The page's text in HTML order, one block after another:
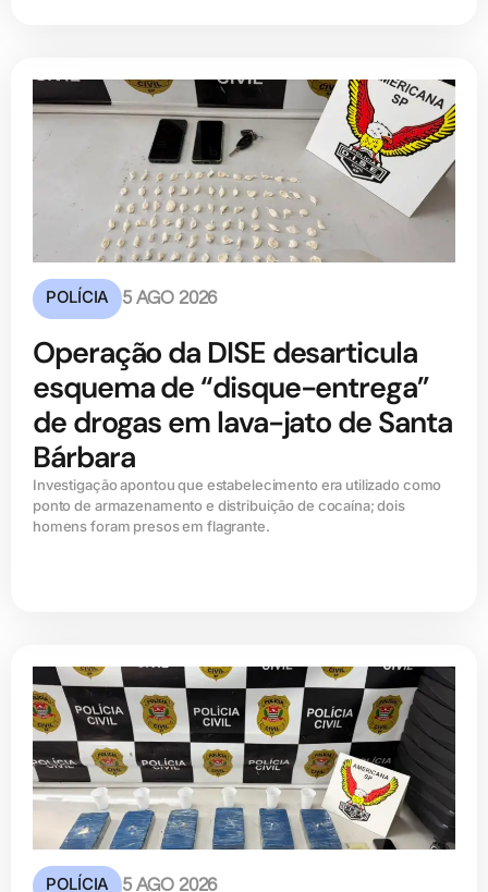
POLÍCIA 5 AGO 2026
Operação da DISE desarticula
esquema de “disque-entrega”
de drogas em lava-jato de Santa
Bárbara
Investigação apontou que estabelecimento era utilizado como
ponto de armazenamento e distribuição de cocaína; dois
homens foram presos em flagrante.
POLÍCIA 5 AGO 2026